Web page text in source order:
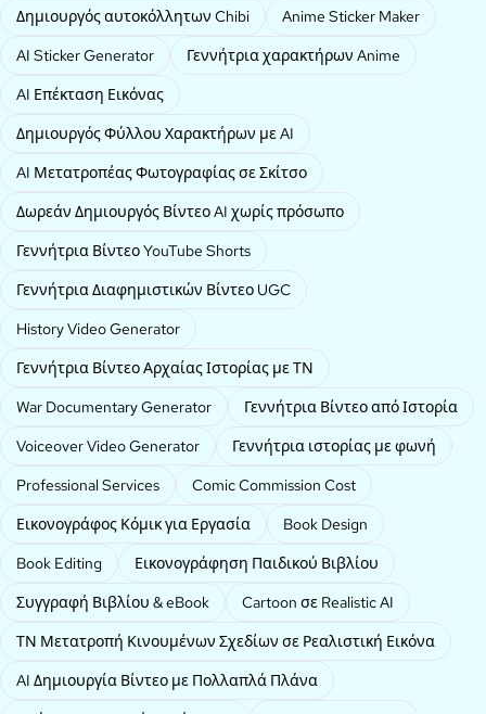
Δημιουργός αυτοκόλλητων Chibi
Anime Sticker Maker
AI Sticker Generator
Γεννήτρια χαρακτήρων Anime
AI Επέκταση Εικόνας
Δημιουργός Φύλλου Χαρακτήρων με AI
AI Μετατροπέας Φωτογραφίας σε Σκίτσο
Δωρεάν Δημιουργός Βίντεο AI χωρίς πρόσωπο
Γεννήτρια Βίντεο YouTube Shorts
Γεννήτρια Διαφημιστικών Βίντεο UGC
History Video Generator
Γεννήτρια Βίντεο Αρχαίας Ιστορίας με ΤΝ
War Documentary Generator
Γεννήτρια Βίντεο από Ιστορία
Voiceover Video Generator
Γεννήτρια ιστορίας με φωνή
Professional Services
Comic Commission Cost
Εικονογράφος Κόμικ για Εργασία
Book Design
Book Editing
Εικονογράφηση Παιδικού Βιβλίου
Συγγραφή Βιβλίου & eBook
Cartoon σε Realistic AI
ΤΝ Μετατροπή Κινουμένων Σχεδίων σε Ρεαλιστική Εικόνα
AI Δημιουργία Βίντεο με Πολλαπλά Πλάνα